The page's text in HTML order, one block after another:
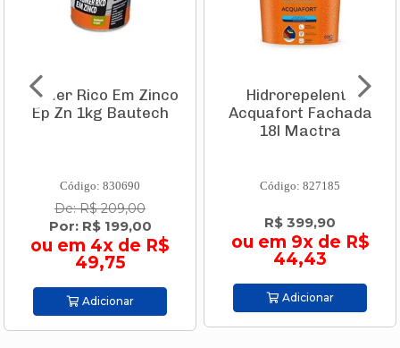
Primer Rico Em Zinco
Ep Zn 1kg Bautech
Código: 830690
De: R$ 209,00
Por: R$ 199,00
ou em 4x de R$
49,75
Adicionar
Hidrorepelente
Acquafort Fachada
18l Mactra
Código: 827185
R$ 399,90
ou em 9x de R$
44,43
Adicionar